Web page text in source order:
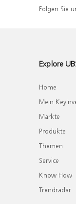
Folgen Sie
Explore
Home
Mein
Märkte
Produkte
Themen
Service
Know How
Trendradar